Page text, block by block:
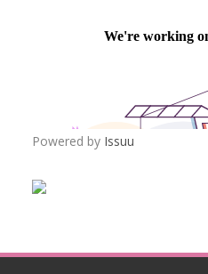
Powered by Issuu